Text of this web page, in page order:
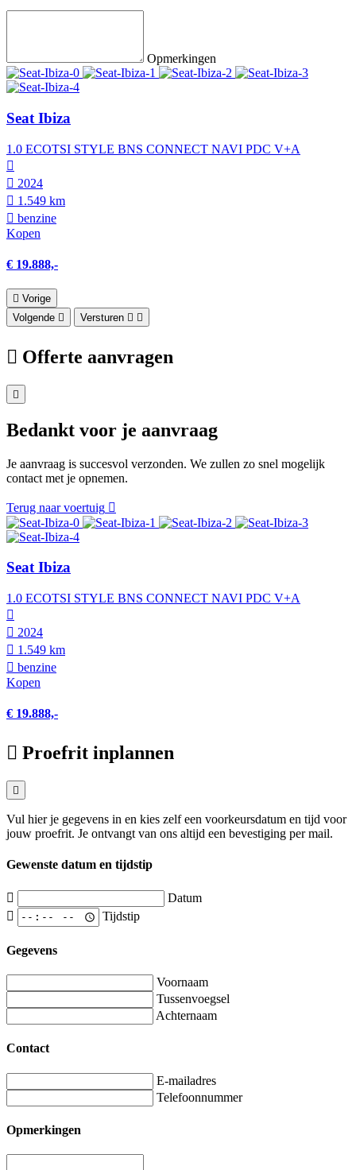
Opmerkingen
Seat Ibiza
1.0 ECOTSI STYLE BNS CONNECT NAVI PDC V+A
2024
1.549 km
benzine
Kopen
€ 19.888,-
Vorige
Volgende
Versturen
Offerte aanvragen
Bedankt voor je aanvraag
Je aanvraag is succesvol verzonden. We zullen zo snel mogelijk
contact met je opnemen.
Terug naar voertuig
Seat Ibiza
1.0 ECOTSI STYLE BNS CONNECT NAVI PDC V+A
2024
1.549 km
benzine
Kopen
€ 19.888,-
Proefrit inplannen
Vul hier je gegevens in en kies zelf een voorkeursdatum en tijd voor
jouw proefrit. Je ontvangt van ons altijd een bevestiging per mail.
Gewenste datum en tijdstip
Datum
Tijdstip
Gegevens
Voornaam
Tussenvoegsel
Achternaam
Contact
E-mailadres
Telefoonnummer
Opmerkingen